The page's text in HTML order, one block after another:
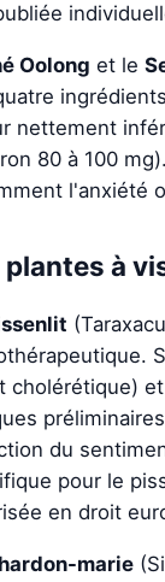
Oolong et le
nettement
80 à 100
l'anxiété
plantes à
cholérétique)
du
pour le
en droit
marie